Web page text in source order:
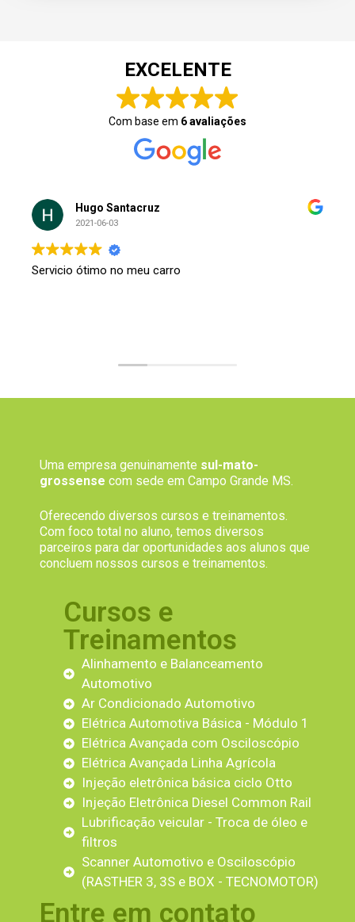
EXCELENTE
Com base em 6 avaliações
Hugo Santacruz
2021-06-03
Servicio ótimo no meu carro
Uma empresa genuinamente sul-mato-
grossense com sede em Campo Grande MS.
Oferecendo diversos cursos e treinamentos.
Com foco total no aluno, temos diversos
parceiros para dar oportunidades aos alunos que
concluem nossos cursos e treinamentos.
Cursos e
Treinamentos
Alinhamento e Balanceamento
Automotivo
Ar Condicionado Automotivo
Elétrica Automotiva Básica - Módulo 1
Elétrica Avançada com Osciloscópio
Elétrica Avançada Linha Agrícola
Injeção eletrônica básica ciclo Otto
Injeção Eletrônica Diesel Common Rail
Lubrificação veicular - Troca de óleo e
filtros
Scanner Automotivo e Osciloscópio
(RASTHER 3, 3S e BOX - TECNOMOTOR)
Entre em contato